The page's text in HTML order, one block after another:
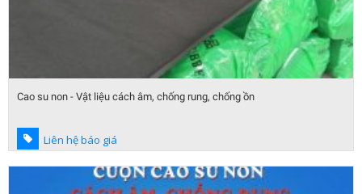
Cao su non - Vật liệu cách âm, chống rung, chống ồn
Liên hệ báo giá